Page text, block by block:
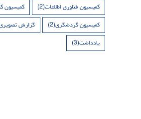
کمیسیون فناوری اطلاعات(2) کمیسیون
کمیسیون گردشگری(2) گزارش
یادداشت(3)